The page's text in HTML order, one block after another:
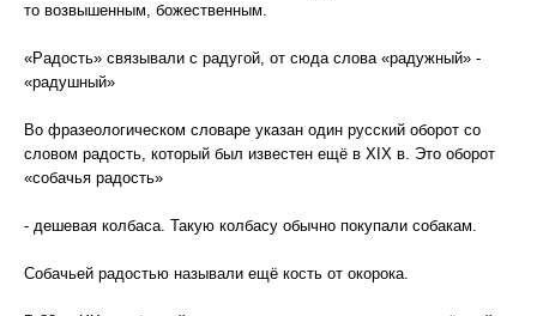
то возвышенным, божественным.
«Радость» связывали с радугой, от сюда слова «радужный» -
«радушный»
Во фразеологическом словаре указан один русский оборот со
словом радость, который был известен ещё в XIX в. Это оборот
«собачья радость»
- дешевая колбаса. Такую колбасу обычно покупали собакам.
Собачьей радостью называли ещё кость от окорока.